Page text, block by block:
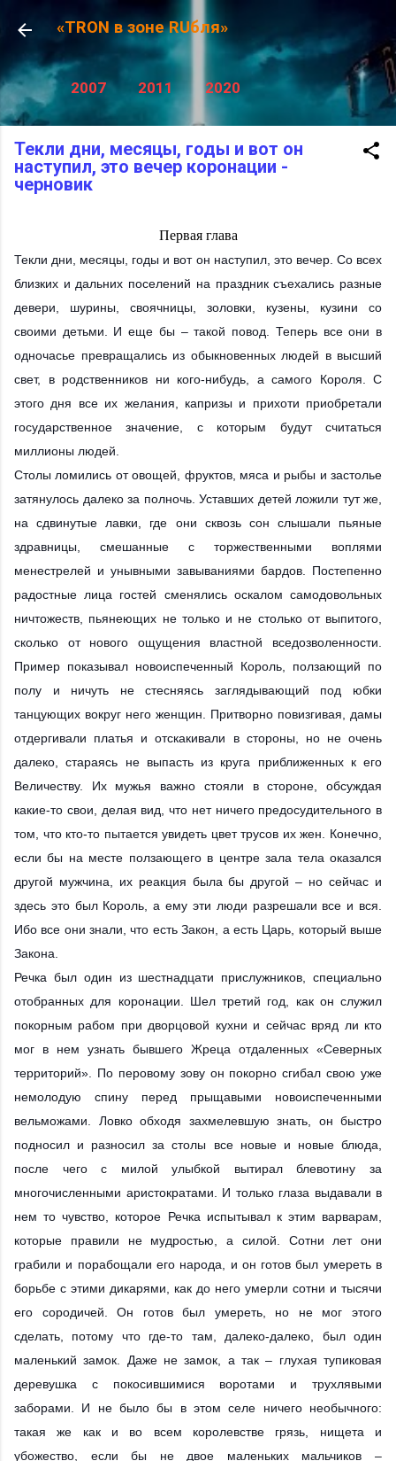
К основному контенту
«TRON в зоне RUбля»
2007 2011 2020
Текли дни, месяцы, годы и вот он
наступил, это вечер коронации -
черновик
Первая глава
Текли дни, месяцы, годы и вот он наступил, это вечер. Со всех
близких и дальних поселений на праздник съехались разные
девери, шурины, своячницы, золовки, кузены, кузини со
своими детьми. И еще бы – такой повод. Теперь все они в
одночасье превращались из обыкновенных людей в высший
свет, в родственников ни кого-нибудь, а самого Короля. С
этого дня все их желания, капризы и прихоти приобретали
государственное значение, с которым будут считаться
миллионы людей.
Столы ломились от овощей, фруктов, мяса и рыбы и застолье
затянулось далеко за полночь. Уставших детей ложили тут же,
на сдвинутые лавки, где они сквозь сон слышали пьяные
здравницы, смешанные с торжественными воплями
менестрелей и унывными завываниями бардов. Постепенно
радостные лица гостей сменялись оскалом самодовольных
ничтожеств, пьянеющих не только и не столько от выпитого,
сколько от нового ощущения властной вседозволенности.
Пример показывал новоиспеченный Король, ползающий по
полу и ничуть не стесняясь заглядывающий под юбки
танцующих вокруг него женщин. Притворно повизгивая, дамы
отдергивали платья и отскакивали в стороны, но не очень
далеко, стараясь не выпасть из круга приближенных к его
Величеству. Их мужья важно стояли в стороне, обсуждая
какие-то свои, делая вид, что нет ничего предосудительного в
том, что кто-то пытается увидеть цвет трусов их жен. Конечно,
если бы на месте ползающего в центре зала тела оказался
другой мужчина, их реакция была бы другой – но сейчас и
здесь это был Король, а ему эти люди разрешали все и вся.
Ибо все они знали, что есть Закон, а есть Царь, который выше
Закона.
Речка был один из шестнадцати прислужников, специально
отобранных для коронации. Шел третий год, как он служил
покорным рабом при дворцовой кухни и сейчас вряд ли кто
мог в нем узнать бывшего Жреца отдаленных «Северных
территорий». По перовому зову он покорно сгибал свою уже
немолодую спину перед прыщавыми новоиспеченными
вельможами. Ловко обходя захмелевшую знать, он быстро
подносил и разносил за столы все новые и новые блюда,
после чего с милой улыбкой вытирал блевотину за
многочисленными аристократами. И только глаза выдавали в
нем то чувство, которое Речка испытывал к этим варварам,
которые правили не мудростью, а силой. Сотни лет они
грабили и порабощали его народа, и он готов был умереть в
борьбе с этими дикарями, как до него умерли сотни и тысячи
его сородичей. Он готов был умереть, но не мог этого
сделать, потому что где-то там, далеко-далеко, был один
маленький замок. Даже не замок, а так – глухая тупиковая
деревушка с покосившимися воротами и трухлявыми
заборами. И не было бы в этом селе ничего необычного:
такая же как и во всем королевстве грязь, нищета и
убожество, если бы не двое маленьких мальчиков –